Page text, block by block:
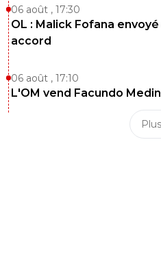
06 août , 17:30
OL : Malick Fofana
accord
06 août , 17:10
L'OM vend Facundo